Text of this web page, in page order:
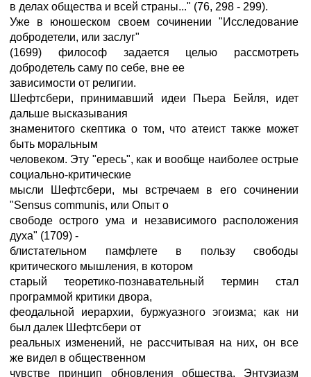
в делах общества и всей страны..." (76, 298 - 299).
Уже в юношеском своем сочинении "Исследование
добродетели, или заслуг"
(1699) философ задается целью рассмотреть
добродетель саму по себе, вне ее
зависимости от религии.
Шефтсбери, принимавший идеи Пьера Бейля, идет
дальше высказывания
знаменитого скептика о том, что атеист также может
быть моральным
человеком. Эту "ересь", как и вообще наиболее острые
социально-критические
мысли Шефтсбери, мы встречаем в его сочинении
"Sensus communis, или Опыт о
свободе острого ума и независимого расположения
духа" (1709) -
блистательном памфлете в пользу свободы
критического мышления, в котором
старый теоретико-познавательный термин стал
программой критики двора,
феодальной иерархии, буржуазного эгоизма; как ни
был далек Шефтсбери от
реальных изменений, не рассчитывая на них, он все
же видел в общественном
чувстве принцип обновления общества. Энтузиазм